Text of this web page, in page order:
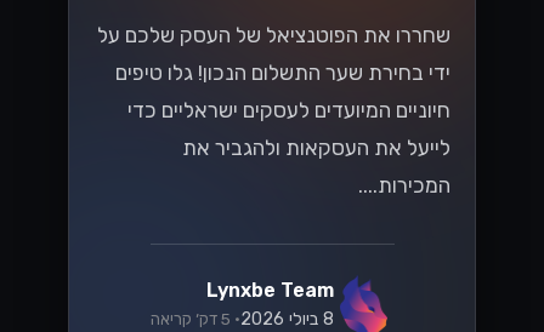
שחררו את הפוטנציאל של העסק שלכם על
ידי בחירת שער התשלום הנכון! גלו טיפים
חיוניים המיועדים לעסקים ישראליים כדי
לייעל את העסקאות ולהגביר את
המכירות....
Lynxbe Team
8 ביולי 2026 • 5 דק׳ קריאה